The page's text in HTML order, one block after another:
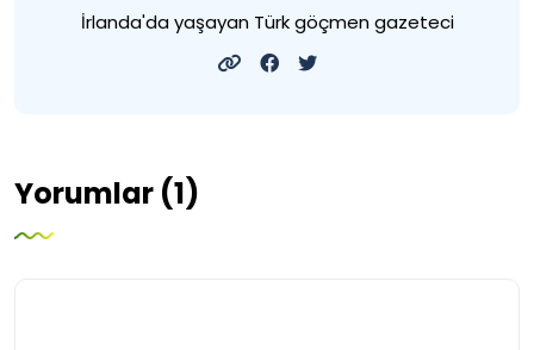
İrlanda'da yaşayan Türk göçmen gazeteci
Yorumlar (1)